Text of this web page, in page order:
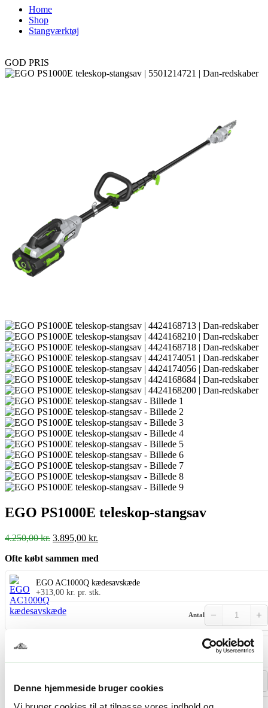
Denne hjemmeside bruger cookies
Home
Shop
Stangværktøj
GOD PRIS
EGO PS1000E teleskop-stangsav
4.250,00kr. Den
pris
var:
4.250,00 kr..
3.895,00 kr.
pris
er:
3.895,00 kr..
Ofte købt sammen med
EGO AC1000Q kædesavskæde
+313,00 kr. pr. stk.
Antal − +